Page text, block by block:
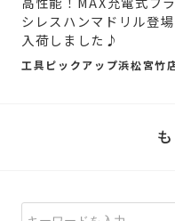
シレスハンマドリル登
入荷しました♪
工具ピックアップ浜松宮竹